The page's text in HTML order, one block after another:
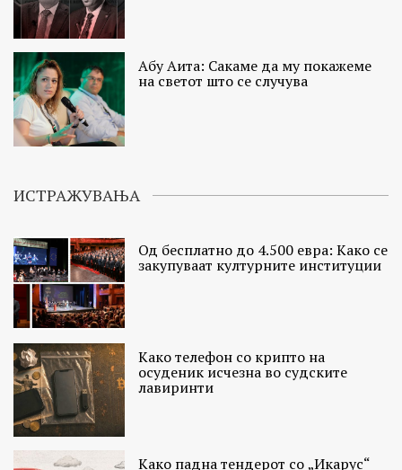
Абу Аита: Сакаме да му покажеме
на светот што се случува
ИСТРАЖУВАЊА
Од бесплатно до 4.500 евра: Како се
закупуваат културните институции
Како телефон со крипто на
осуденик исчезна во судските
лавиринти
Како падна тендерот со „Икарус“